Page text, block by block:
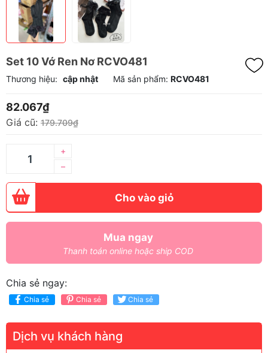
Set 10 Vớ Ren Nơ RCVO481
Thương hiệu: cập nhật Mã sản phẩm: RCVO481
82.067₫
Giá cũ: 179.709₫
–
+
Cho vào giỏ
Mua ngay
Thanh toán online hoặc ship COD
Chia sẻ ngay:
Chia sẻ Chia sẻ Chia sẻ
Dịch vụ khách hàng